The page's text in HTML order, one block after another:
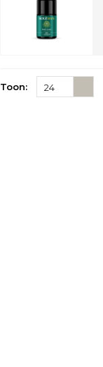
Toon: 24